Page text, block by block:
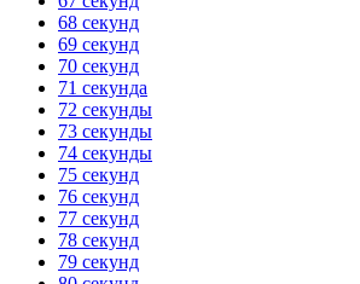
68 секунд
69 секунд
70 секунд
71 секунда
72 секунды
73 секунды
74 секунды
75 секунд
76 секунд
77 секунд
78 секунд
79 секунд